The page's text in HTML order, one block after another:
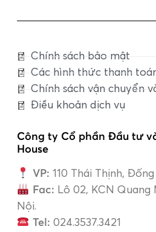
Chính sách bảo mật
Các hình thức thanh
Chính sách vận chuyển
Điều khoản dịch vụ
Công ty Cổ phần Đầu tư
House
VP: 110 Thái Thịnh,
Fac: Lô 02, KCN Quang
Nội.
Tel: 024.3537.3421